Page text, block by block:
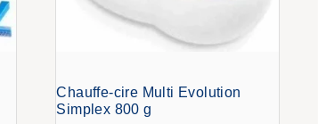
Chauffe-cire Multi Evolution
Simplex 800 g